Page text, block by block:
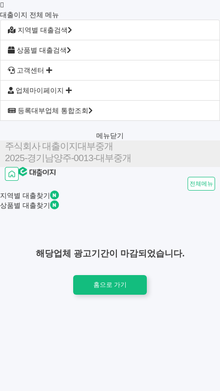
대출이지 전체 메뉴
지역별 대출검색
상품별 대출검색
고객센터
업체마이페이지
등록대부업체 통합조회
메뉴닫기
주식회사 대출이지대부중개
2025-경기남양주-0013-대부중개
전체메뉴
지역별 대출찾기
상품별 대출찾기
해당업체 광고기간이 마감되었습니다.
홈으로 가기